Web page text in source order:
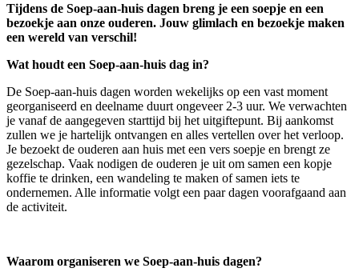
Tijdens de Soep-aan-huis dagen breng je een soepje en een
bezoekje aan onze ouderen. Jouw glimlach en bezoekje maken
een wereld van verschil!
Wat houdt een Soep-aan-huis dag in?
De Soep-aan-huis dagen worden wekelijks op een vast moment
georganiseerd en deelname duurt ongeveer 2-3 uur. We verwachten
je vanaf de aangegeven starttijd bij het uitgiftepunt. Bij aankomst
zullen we je hartelijk ontvangen en alles vertellen over het verloop.
Je bezoekt de ouderen aan huis met een vers soepje en brengt ze
gezelschap. Vaak nodigen de ouderen je uit om samen een kopje
koffie te drinken, een wandeling te maken of samen iets te
ondernemen. Alle informatie volgt een paar dagen voorafgaand aan
de activiteit.
Waarom organiseren we Soep-aan-huis dagen?